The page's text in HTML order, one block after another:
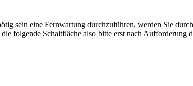
sein eine Fernwartung durchzuführen, werden Sie
folgende Schaltfläche also bitte erst nach Aufforderung